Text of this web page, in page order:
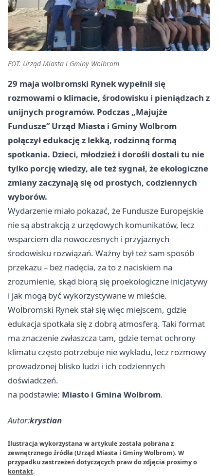
FOT. Urząd Miasta i Gminy Wolbrom
29 maja wolbromski Rynek wypełnił się
rozmowami o klimacie, środowisku i pieniądzach z
unijnych programów. Podczas „Majujże
Fundusze” Urząd Miasta i Gminy Wolbrom
połączył edukację z lekką, rodzinną formą
spotkania. Dzieci, młodzież i dorośli dostali tu nie
tylko porcję wiedzy, ale też sygnał, że ekologiczne
zmiany zaczynają się od prostych, codziennych
wyborów.
Wydarzenie miało pokazać, że Fundusze Europejskie
nie są abstrakcją z urzędowych komunikatów, lecz
wsparciem dla nowoczesnych i przyjaznych
środowisku rozwiązań. Ważny był też sam sposób
przekazu – bez nadęcia, za to z naciskiem na
zrozumienie, skąd biorą się proekologiczne inicjatywy
i jak mogą być wykorzystywane w mieście.
Wolbromski Rynek stał się więc miejscem, gdzie
edukacja spotkała się z dobrą atmosferą. Taki format
ma znaczenie zwłaszcza tam, gdzie temat ochrony
klimatu często potrzebuje nie wykładu, lecz rozmowy
prowadzonej blisko ludzi i ich codziennych
doświadczeń.
na podstawie: Miasto i Gmina Wolbrom.
Autor:krystian
Ilustracja wykorzystana w artykule została pobrana z
zewnętrznego źródła (Urząd Miasta i Gminy Wolbrom). W
przypadku zastrzeżeń dotyczących praw do zdjęcia prosimy o
kontakt.